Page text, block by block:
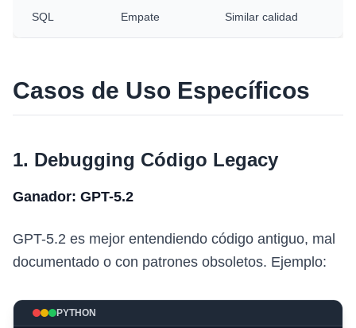
SQL Empate Similar calidad
Casos de Uso Específicos
1. Debugging Código Legacy
Ganador: GPT-5.2
GPT-5.2 es mejor entendiendo código antiguo, mal
documentado o con patrones obsoletos. Ejemplo:
PYTHON